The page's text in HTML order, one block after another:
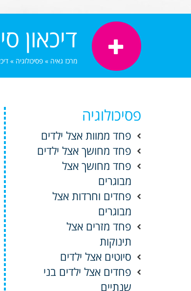
דיכאון
מרכז גאיה » פסיכולוגיה »
פסיכולוגיה
פחד ממוות אצל ילדים
פחד מחושך אצל ילדים
פחד מחושך אצל
מבוגרים
פחדים וחרדות אצל
מבוגרים
פחד מזרים אצל
תינוקות
סיוטים אצל ילדים
פחדים אצל ילדים בני
שנתיים